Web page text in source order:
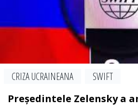
CRIZA UCRAINEANA
SWIFT
Președintele Zelensky a